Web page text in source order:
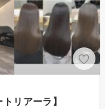
リアーラ】